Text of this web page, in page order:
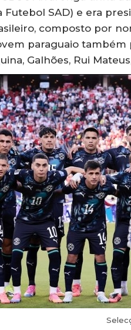
Futebol SAD) e era
composto por
paraguaio
Galhões, Rui